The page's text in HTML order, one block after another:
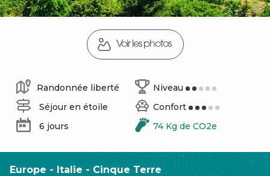
Randonnée liberté
Séjour en étoile
6 jours
Niveau
Confort
74 Kg de CO2e
Voir les photos
Europe - Italie - Cinque Terre